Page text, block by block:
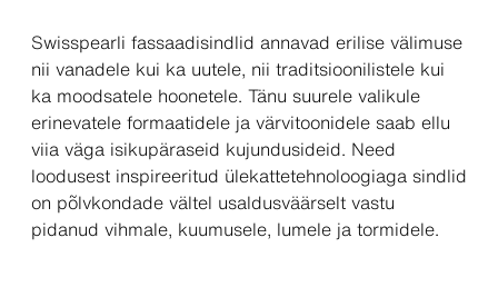
Swisspearli fassaadisindlid annavad erilise välimuse
nii vanadele kui ka uutele, nii traditsioonilistele kui
ka moodsatele hoonetele. Tänu suurele valikule
erinevatele formaatidele ja värvitoonidele saab ellu
viia väga isikupäraseid kujundusideid. Need
loodusest inspireeritud ülekattetehnoloogiaga sindlid
on põlvkondade vältel usaldusväärselt vastu
pidanud vihmale, kuumusele, lumele ja tormidele.